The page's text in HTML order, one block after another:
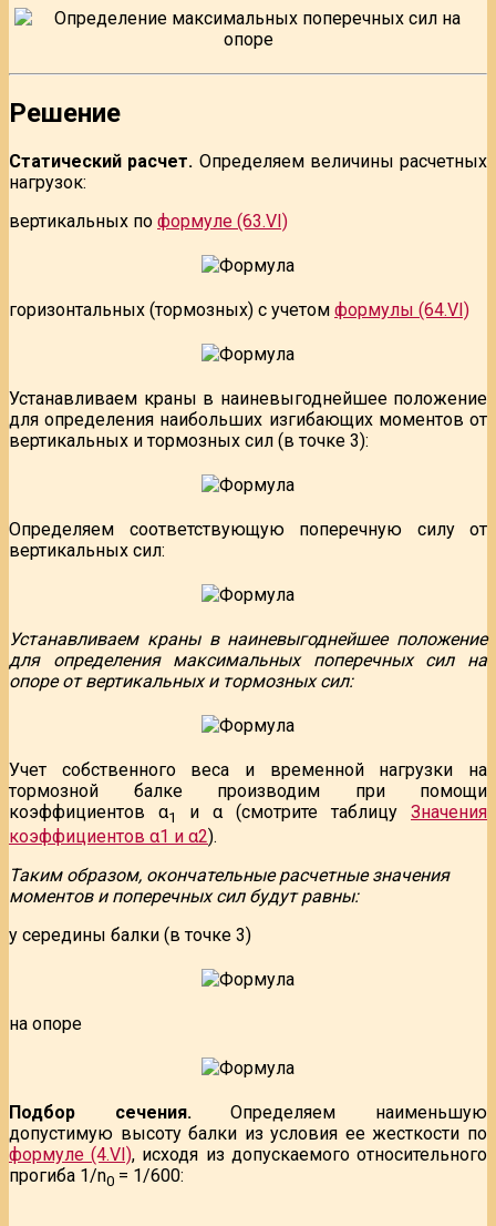
Решение
Статический расчет. Определяем величины расчетных
нагрузок:
вертикальных по формуле (63.VI)
горизонтальных (тормозных) с учетом формулы (64.VI)
Устанавливаем краны в наиневыгоднейшее положение
для определения наибольших изгибающих моментов от
вертикальных и тормозных сил (в точке 3):
Определяем соответствующую поперечную силу от
вертикальных сил:
Устанавливаем краны в наиневыгоднейшее положение
для определения максимальных поперечных сил на
опоре от вертикальных и тормозных сил:
Учет собственного веса и временной нагрузки на
тормозной балке производим при помощи
коэффициентов α1 и α (смотрите таблицу Значения
коэффициентов α1 и α2).
Таким образом, окончательные расчетные значения
моментов и поперечных сил будут равны:
у середины балки (в точке 3)
на опоре
Подбор сечения.Определяем наименьшую
допустимую высоту балки из условия ее жесткости по
формуле (4.VI), исходя из допускаемого относительного
прогиба 1/n0 = 1/600: